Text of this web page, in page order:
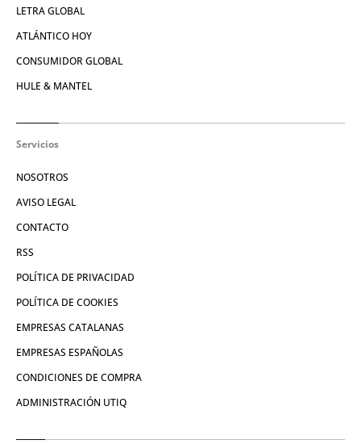
LETRA GLOBAL
ATLÁNTICO HOY
CONSUMIDOR GLOBAL
HULE & MANTEL
Servicios
NOSOTROS
AVISO LEGAL
CONTACTO
RSS
POLÍTICA DE PRIVACIDAD
POLÍTICA DE COOKIES
EMPRESAS CATALANAS
EMPRESAS ESPAÑOLAS
CONDICIONES DE COMPRA
ADMINISTRACIÓN UTIQ